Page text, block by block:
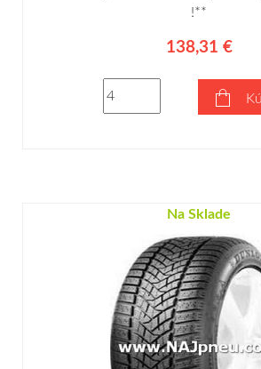
!**
138,31 €
Na Sklade